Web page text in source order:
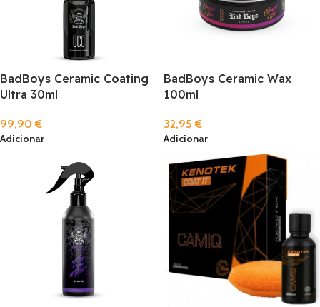
BadBoys Ceramic Coating
Ultra 30ml
99,90€
Adicionar
BadBoys Ceramic Wax
100ml
32,95€
Adicionar